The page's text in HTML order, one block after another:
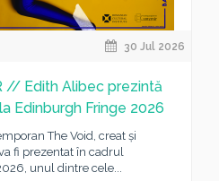
30 Jul 2026
// Edith Alibec prezintă
Edinburgh Fringe 2026
The Void, creat și
fi prezentat în cadrul
unul dintre cele...